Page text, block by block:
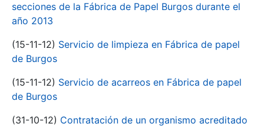
secciones de la Fábrica de Papel Burgos durante el
año 2013
(15-11-12) Servicio de limpieza en Fábrica de papel
de Burgos
(15-11-12) Servicio de acarreos en Fábrica de papel
de Burgos
(31-10-12) Contratación de un organismo acreditado